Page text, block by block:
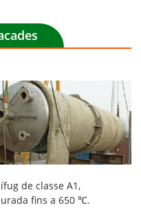
de classe A1,
fins a 650 ℃.